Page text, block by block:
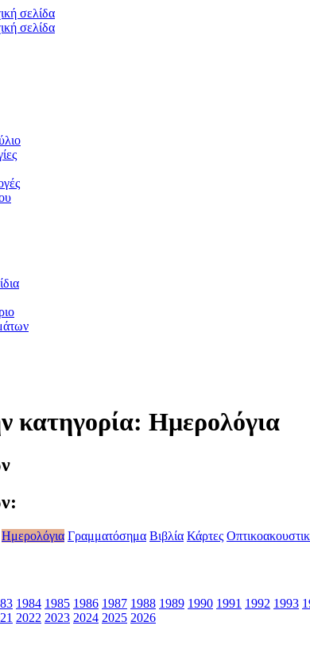
κατηγορία: Ημερολόγια
Ημερολόγια Γραμματόσημα Βιβλία Κάρτες
1984 1985 1986 1987 1988 1989 1990 1991 1992 1993
2022 2023 2024 2025 2026